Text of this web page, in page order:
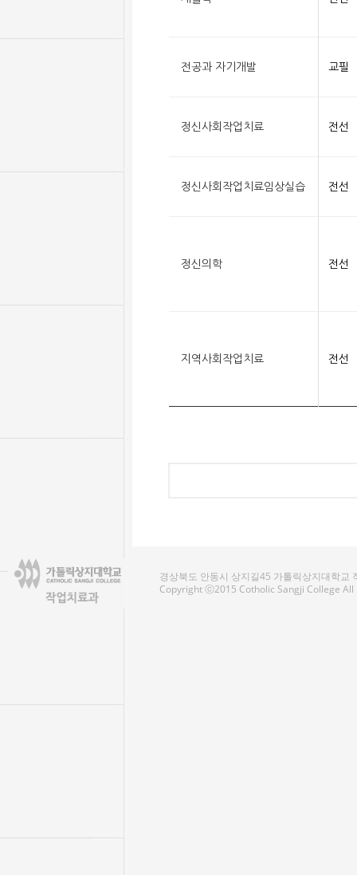
전공과 자기개발 교필
정신사회작업치료 전선
정신사회작업치료임상실습 전선
정신의학 전선
지역사회작업치료 전선
경상북도 안동시 상지길45 가톨릭상지대학교
Copyright ⓒ2015 Cotholic Sangji College